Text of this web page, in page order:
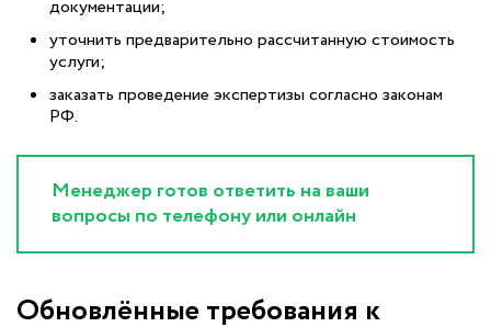
документации;
уточнить предварительно рассчитанную стоимость
услуги;
заказать проведение экспертизы согласно законам
РФ.
Менеджер готов ответить на ваши
вопросы по телефону или онлайн
Обновлённые требования к